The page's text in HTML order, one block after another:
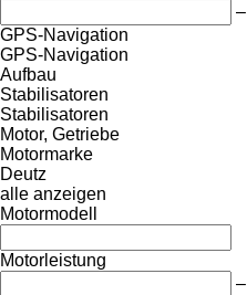
–
GPS-Navigation
GPS-Navigation
Aufbau
Stabilisatoren
Stabilisatoren
Motor, Getriebe
Motormarke
Deutz
alle anzeigen
Motormodell
Motorleistung
–